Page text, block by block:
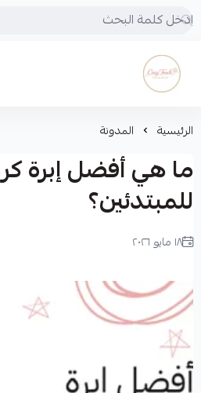
Cozy touch
الرئيسية المدونة
ما هي أفضل إبرة
للمبتدئين؟
١٨ مايو ٢٠٢٦